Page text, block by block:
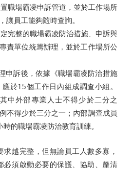
職場霸凌申訴管道，並於工作場所
讓員工能夠隨時查詢。
完整的職場霸凌防治措施、申訴與
責單位統籌辦理，並於工作場所公
申訴後，依據《職場霸凌防治措施
於15個工作日內組成調查小組。
中外部專業人士不得少於二分之
不得少於三分之一；內部調查成員
的職場霸凌防治教育訓練。
越完整，但無論員工人數多寡，
必須啟動必要的保護、協助、釐清